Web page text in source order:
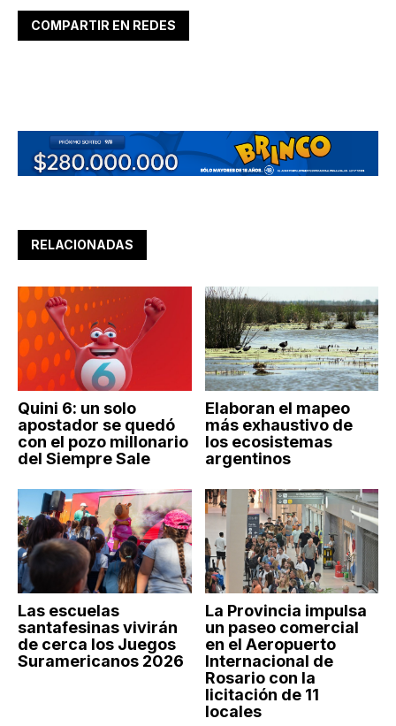
COMPARTIR EN REDES
RELACIONADAS
Quini 6: un solo
apostador se quedó
con el pozo millonario
del Siempre Sale
Elaboran el mapeo
más exhaustivo de
los ecosistemas
argentinos
Las escuelas
santafesinas vivirán
de cerca los Juegos
Suramericanos 2026
La Provincia impulsa
un paseo comercial
en el Aeropuerto
Internacional de
Rosario con la
licitación de 11
locales